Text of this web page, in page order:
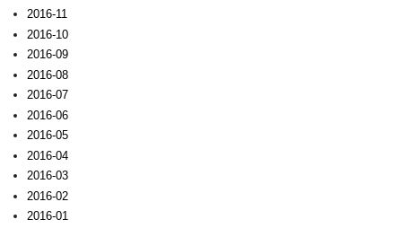
2016-11
2016-10
2016-09
2016-08
2016-07
2016-06
2016-05
2016-04
2016-03
2016-02
2016-01